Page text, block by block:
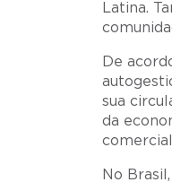
Latina.
De
sua
da
No